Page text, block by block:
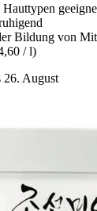
Bildung von
/ l)
26. August